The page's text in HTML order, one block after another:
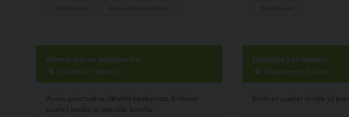
Ämmänpuron koirapuisto
Ratakatu 25, Kajaani
Avoin puistoalue lähellä keskustaa. Erilliset
puolet isoille ja pienille koirille.
Lohtajan koirapuisto
Sokajärventie, Kajaani
Erilliset puolet isoille ja